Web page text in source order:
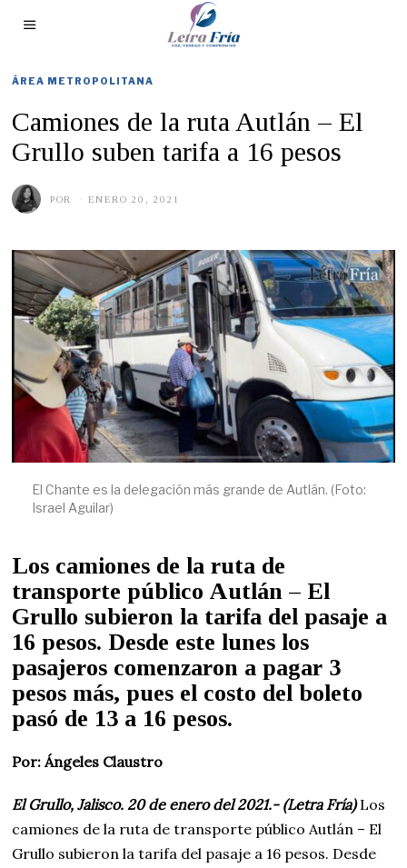
ÁREA METROPOLITANA
Camiones de la ruta Autlán – El
Grullo suben tarifa a 16 pesos
POR ENERO 20, 2021
O
1
9
,
2
0
2
1
El Chante es la delegación más grande de Autlán. (Foto:
Israel Aguilar)
Los camiones de la ruta de
transporte público Autlán – El
Grullo subieron la tarifa del pasaje a
16 pesos. Desde este lunes los
pasajeros comenzaron a pagar 3
pesos más, pues el costo del boleto
pasó de 13 a 16 pesos.
Por: Ángeles Claustro
El Grullo, Jalisco. 20 de enero del 2021.- (Letra Fría)Los
camiones de la ruta de transporte público Autlán – El
Grullo subieron la tarifa del pasaje a 16 pesos. Desde